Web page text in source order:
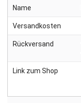
Name
Versandkosten
Rückversand
Link zum Shop